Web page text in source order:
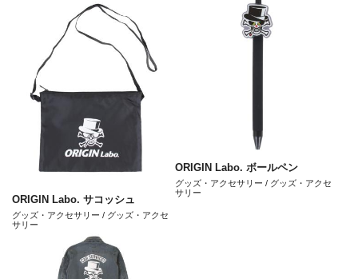
ORIGIN Labo. サコッシュ
グッズ・アクセサリー / グッズ・アクセ
サリー
ORIGIN Labo. ボールペン
グッズ・アクセサリー / グッズ・アクセ
サリー